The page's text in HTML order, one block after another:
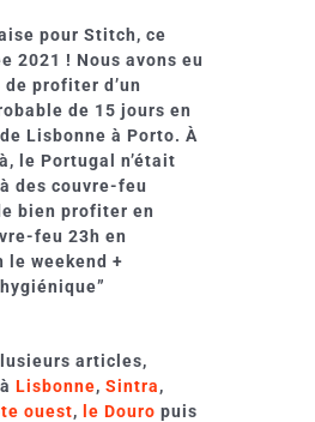
pour Stitch, ce
2021 ! Nous avons eu
de profiter d’un
de 15 jours en
Lisbonne à Porto.À
le Portugal n’était
des couvre-feu
bien profiter en
feu 23h en
le weekend +
articles,
àLisbonne,Sintra,
ouest, le Douro puis